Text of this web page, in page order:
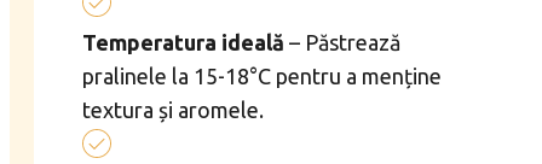
Temperatura ideală – Păstrează
pralinele la 15-18°C pentru a menține
textura și aromele.